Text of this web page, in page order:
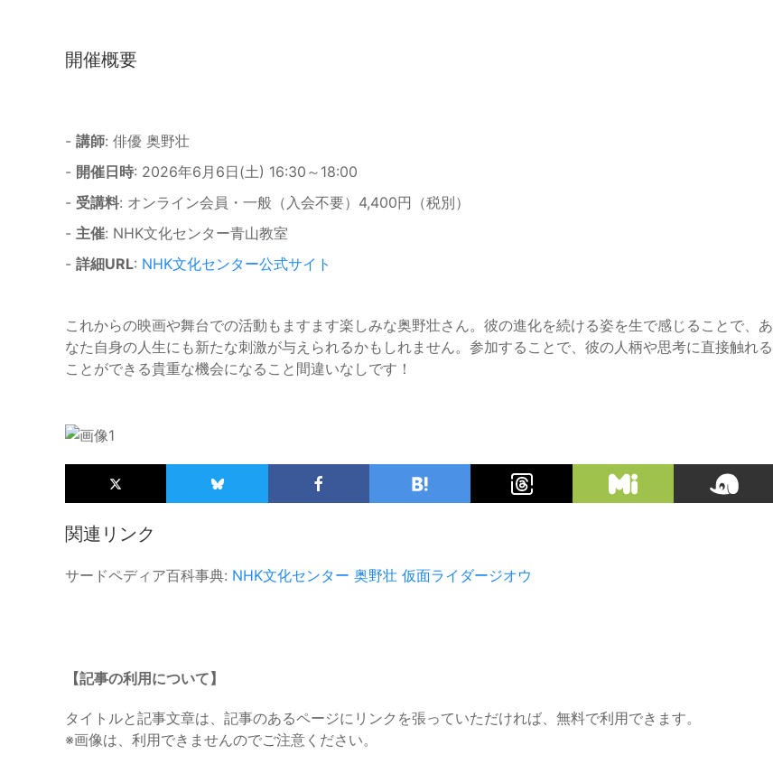
開催概要
- 講師: 俳優 奥野壮
- 開催日時: 2026年6月6日(土) 16:30～18:00
- 受講料: オンライン会員・一般（入会不要）4,400円（税別）
- 主催: NHK文化センター青山教室
- 詳細URL: NHK文化センター公式サイト
これからの映画や舞台での活動もますます楽しみな奥野壮さん。彼の進化を続ける姿を生で感じることで、あ
なた自身の人生にも新たな刺激が与えられるかもしれません。参加することで、彼の人柄や思考に直接触れる
ことができる貴重な機会になること間違いなしです！
関連リンク
サードペディア百科事典: NHK文化センター 奥野壮 仮面ライダージオウ
【記事の利用について】
タイトルと記事文章は、記事のあるページにリンクを張っていただければ、無料で利用できます。
※画像は、利用できませんのでご注意ください。